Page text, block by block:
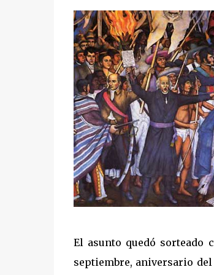
El asunto quedó sorteado
septiembre, aniversario